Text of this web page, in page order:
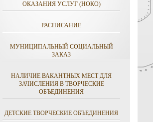
ОКАЗАНИЯ УСЛУГ (НОКО)
РАСПИСАНИЕ
МУНИЦИПАЛЬНЫЙ СОЦИАЛЬНЫЙ
ЗАКАЗ
НАЛИЧИЕ ВАКАНТНЫХ МЕСТ ДЛЯ
ЗАЧИСЛЕНИЯ В ТВОРЧЕСКИЕ
ОБЪЕДИНЕНИЯ
ДЕТСКИЕ ТВОРЧЕСКИЕ ОБЪЕДИНЕНИЯ